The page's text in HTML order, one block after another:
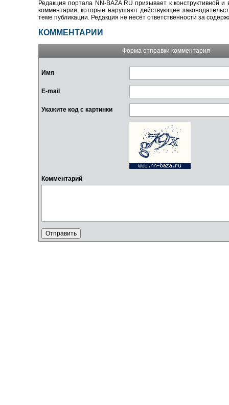
Редакция портала NN-BAZA.RU призывает к конструктивной
комментарии, которые нарушают действующее
теме публикации. Редакция не несёт ответственности за
КОММЕНТАРИИ
Форма отправки комментария
Имя
E-mail
Укажите код с картинки
Комментарий